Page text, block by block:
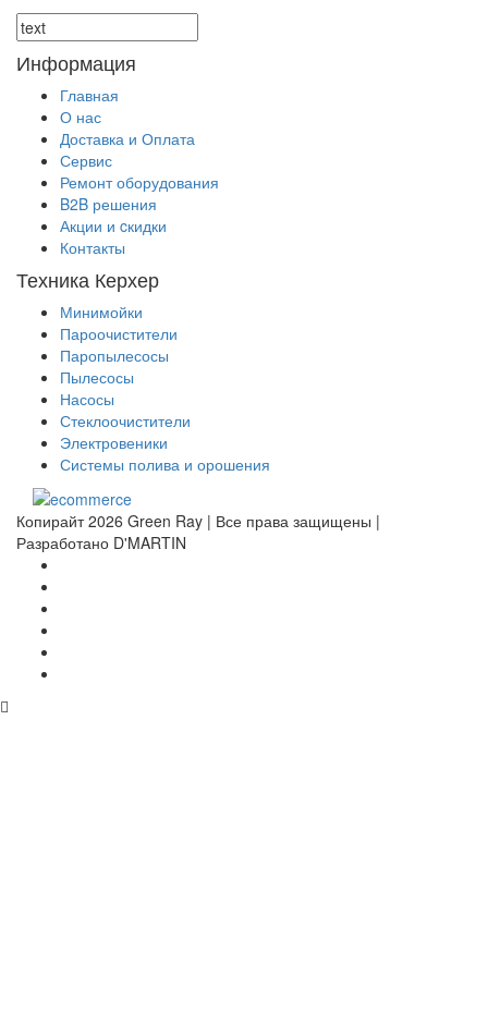
Информация
Главная
О нас
Доставка и Оплата
Сервис
Ремонт оборудования
B2B решения
Акции и cкидки
Контакты
Техника Керхер
Минимойки
Пароочистители
Паропылесосы
Пылесосы
Насосы
Стеклоочистители
Электровеники
Системы полива и орошения
Копирайт 2026 Green Ray | Все права защищены |
Разработано D'MARTIN